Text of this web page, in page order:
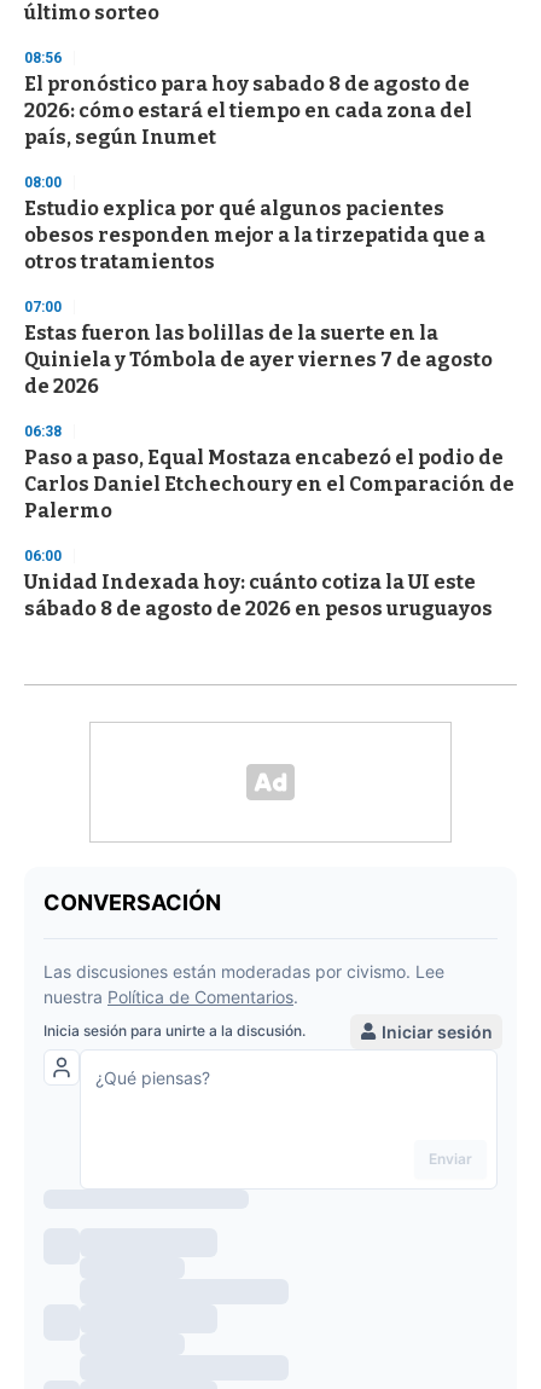
último sorteo
08:56
El pronóstico para hoy sabado 8 de agosto de
2026: cómo estará el tiempo en cada zona del
país, según Inumet
08:00
Estudio explica por qué algunos pacientes
obesos responden mejor a la tirzepatida que a
otros tratamientos
07:00
Estas fueron las bolillas de la suerte en la
Quiniela y Tómbola de ayer viernes 7 de agosto
de 2026
06:38
Paso a paso, Equal Mostaza encabezó el podio de
Carlos Daniel Etchechoury en el Comparación de
Palermo
06:00
Unidad Indexada hoy: cuánto cotiza la UI este
sábado 8 de agosto de 2026 en pesos uruguayos